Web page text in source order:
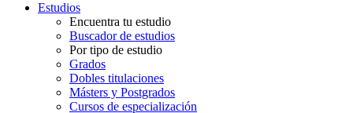
Estudios
Encuentra tu estudio
Buscador de estudios
Por tipo de estudio
Grados
Dobles titulaciones
Másters y Postgrados
Cursos de especialización